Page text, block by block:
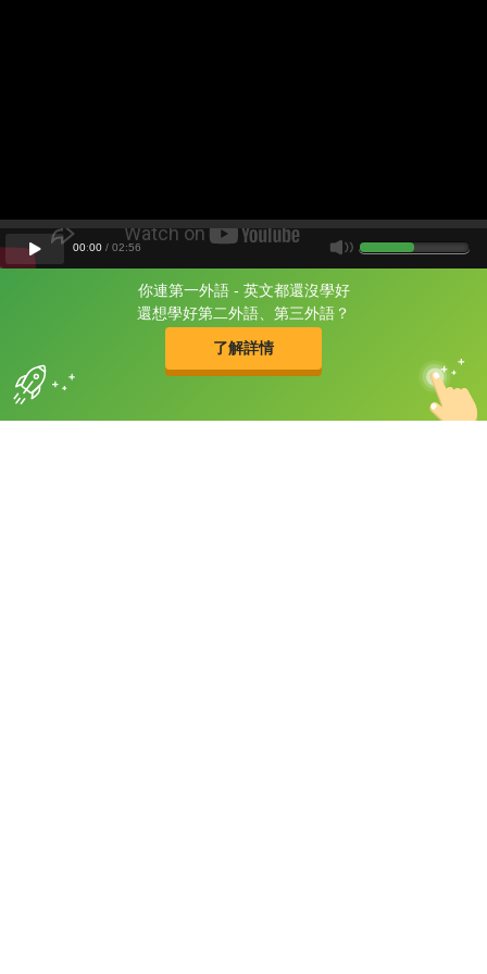
你連第一外語 - 英文都還沒學好
還想學好第二外語、第三外語？
了解詳情
片尾有
攻其不背
的品牌故事
00:00 / 02:56